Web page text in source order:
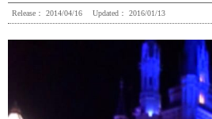
Release： 2014/04/16 Updated： 2016/01/13